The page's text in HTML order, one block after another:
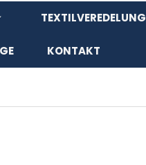
TEXTILVEREDELUNG
KONTAKT